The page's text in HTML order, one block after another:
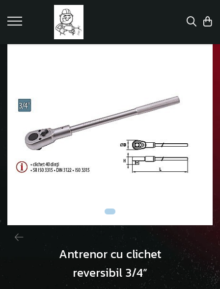
Antrenor cu clichet
reversibil 3/4”